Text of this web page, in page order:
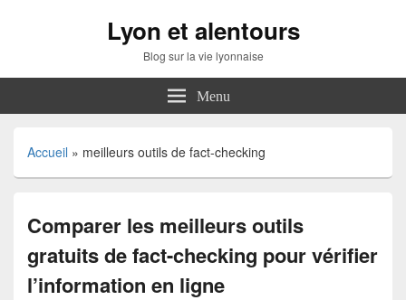
Lyon et alentours
Blog sur la vie lyonnaise
Menu
Accueil » meilleurs outils de fact-checking
Comparer les meilleurs outils
gratuits de fact-checking pour vérifier
l’information en ligne